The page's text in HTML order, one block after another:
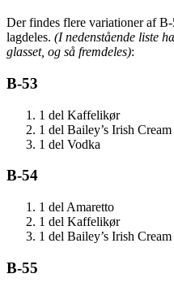
Der findes flere variationer af
lagdeles. (I nedenstående liste
glasset, og så fremdeles):
B-53
1 del Kaffelikør
1 del Bailey’s Irish Cream
1 del Vodka
B-54
1 del Amaretto
1 del Kaffelikør
1 del Bailey’s Irish Cream
B-55